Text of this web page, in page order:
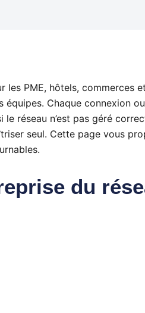
les PME, hôtels,
Chaque connexion
le réseau n’est pas géré
seul. Cette page vous
du